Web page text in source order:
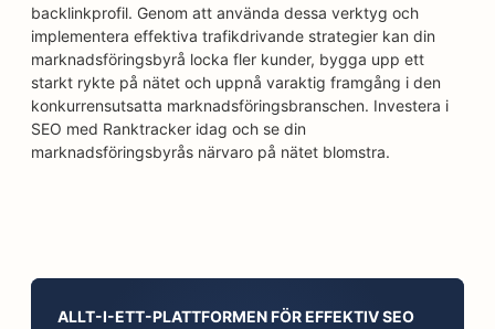
backlinkprofil. Genom att använda dessa verktyg och
implementera effektiva trafikdrivande strategier kan din
marknadsföringsbyrå locka fler kunder, bygga upp ett
starkt rykte på nätet och uppnå varaktig framgång i den
konkurrensutsatta marknadsföringsbranschen. Investera i
SEO med Ranktracker idag och se din
marknadsföringsbyrås närvaro på nätet blomstra.
ALLT-I-ETT-PLATTFORMEN FÖR EFFEKTIV SEO